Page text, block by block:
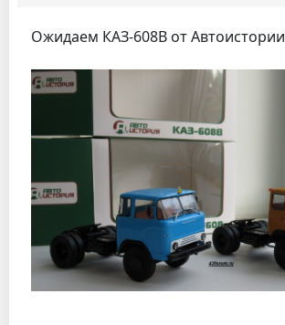
Ожидаем КАЗ-608В от Автоистории